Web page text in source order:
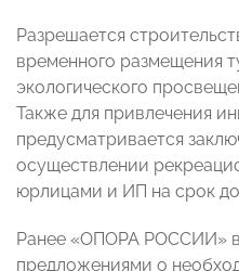
Разрешается
временного размещения
экологического
Также для привлечения
предусматривается
осуществлении
юрлицами и ИП на срок до
Ранее «ОПОРА РОССИИ»
предложениями о